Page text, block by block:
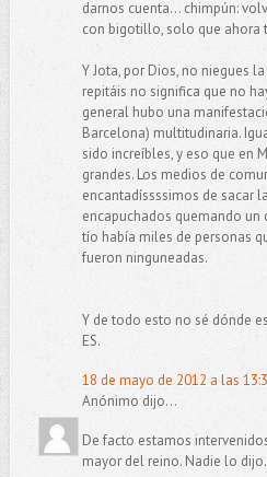
darnos cuenta... chimpún:
con bigotillo, solo que ahora
Y Jota, por Dios, no niegues
repitáis no significa que no
general hubo una
Barcelona) multitudinaria.
sido increíbles, y eso que en
grandes. Los medios de
encantadíssssimos de sacar
encapuchados quemando un
tío había miles de personas
fueron ninguneadas.
Y de todo esto no sé dónde
ES.
18 de mayo de 2012 a las
Anónimo dijo...
De facto estamos
mayor del reino. Nadie lo